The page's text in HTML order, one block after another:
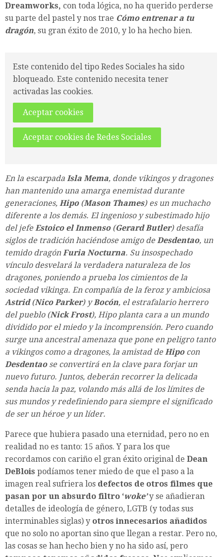
Dreamworks, con toda lógica, no ha querido perderse
su parte del pastel y nos trae Cómo entrenar a tu
dragón, su gran éxito de 2010, y lo ha hecho bien.
Este contenido del tipo Redes Sociales ha sido
bloqueado. Este contenido necesita tener
activadas las cookies.
Aceptar cookies
Aceptar cookies de Redes Sociales
En la escarpada Isla Mema, donde vikingos y dragones
han mantenido una amarga enemistad durante
generaciones, Hipo(Mason Thames) es un muchacho
diferente a los demás. El ingenioso y subestimado hijo
del jefe Estoico el Inmenso(Gerard Butler) desafía
siglos de tradición haciéndose amigo de Desdentao, un
temido dragón Furia Nocturna. Su insospechado
vínculo desvelará la verdadera naturaleza de los
dragones, poniendo a prueba los cimientos de la
sociedad vikinga. En compañía de la feroz y ambiciosa
Astrid(Nico Parker) y Bocón, el estrafalario herrero
del pueblo (Nick Frost), Hipo planta cara a un mundo
dividido por el miedo y la incomprensión. Pero cuando
surge una ancestral amenaza que pone en peligro tanto
a vikingos como a dragones, la amistad de Hipocon
Desdentaose convertirá en la clave para forjar un
nuevo futuro. Juntos, deberán recorrer la delicada
senda hacia la paz, volando más allá de los límites de
sus mundos y redefiniendo para siempre el significado
de ser un héroe y un líder.
Parece que hubiera pasado una eternidad, pero no en
realidad no es tanto: 15 años. Y para los que
recordamos con cariño el gran éxito original de Dean
DeBlois podíamos tener miedo de que el paso a la
imagen real sufriera los defectos de otros filmes que
pasan por un absurdo filtro ‘woke’y se añadieran
detalles de ideología de género, LGTB (y todas sus
interminables siglas) y otros innecesarios añadidos
que no solo no aportan sino que llegan a restar. Pero no,
las cosas se han hecho bien y no ha sido así, pero